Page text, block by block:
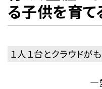
る子供を育て
１人１台とクラウドが
―